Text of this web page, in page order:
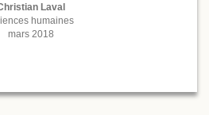
Laval
humaines
mars 2018